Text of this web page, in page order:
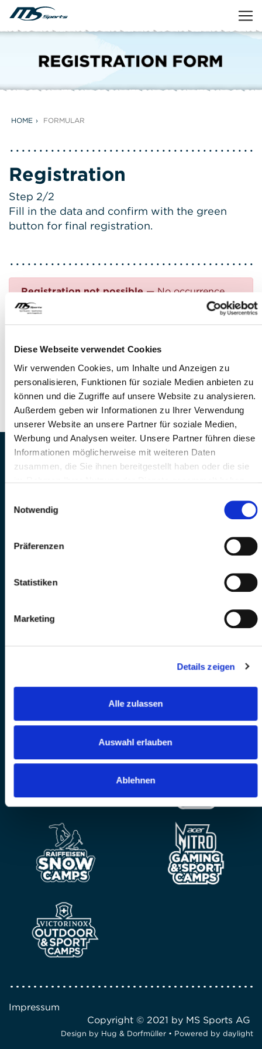
Diese Webseite verwendet Cookies
Wir verwenden Cookies, um Inhalte und Anzeigen zu
personalisieren, Funktionen für soziale Medien anbieten zu
können und die Zugriffe auf unsere Website zu analysieren.
Außerdem geben wir Informationen zu Ihrer Verwendung
unserer Website an unsere Partner für soziale Medien,
Werbung und Analysen weiter. Unsere Partner führen diese
Informationen möglicherweise mit weiteren Daten
zusammen, die Sie ihnen bereitgestellt haben oder die sie
Notwendig
Präferenzen
Statistiken
Marketing
Details zeigen
Alle zulassen
Auswahl erlauben
Ablehnen
HOME FORMULAR
Registration
Step 2/2
Fill in the data and confirm with the green
button for final registration.
Registration not possible— No occurrence
found
Questions?
FEEL FREE TO CONTACT US!
Phone: +41 41 260 33 67
E-mail:info(at)mssports.ch
MS Sports AG • Sonnenrain 3b • CH-6221
MS Sports folgen
Impressum
Copyright © 2021 by MS Sports AG
Design by Hug & Dorfmüller • Powered by daylight